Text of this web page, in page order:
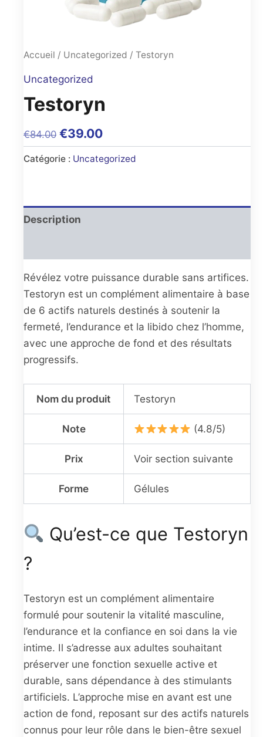
Accueil / Uncategorized / Testoryn
Uncategorized
Testoryn
€84.00 Original
price
€39.00Current
price
Catégorie : Uncategorized
Description
Révélez votre puissance durable sans artifices.
Testoryn est un complément alimentaire à base
de 6 actifs naturels destinés à soutenir la
fermeté, l’endurance et la libido chez l’homme,
avec une approche de fond et des résultats
progressifs.
Nom du produit Testoryn
Note (4.8/5)
Prix Voir section suivante
Forme Gélules
Qu’est-ce que Testoryn
?
Testoryn est un complément alimentaire
formulé pour soutenir la vitalité masculine,
l’endurance et la confiance en soi dans la vie
intime. Il s’adresse aux adultes souhaitant
préserver une fonction sexuelle active et
durable, sans dépendance à des stimulants
artificiels. L’approche mise en avant est une
action de fond, reposant sur des actifs naturels
connus pour leur rôle dans le bien-être sexuel